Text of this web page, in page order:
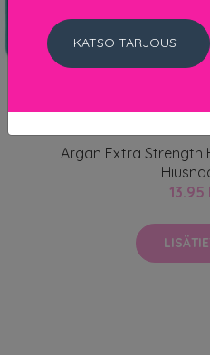
Argan Extra Strength
13.95
KATSO TARJOUS